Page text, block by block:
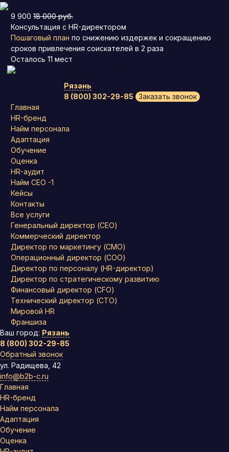
9 900 18 000 руб.
Консультация с HR-директором
Пошаговый план по снижению издержек и сокращению
сроков привлечения соискателей в 2 раза
Осталось 11 мест
Рязань
8 (800) 302-29-85
Заказать звонок
Главная
HR-бренд
Найм персонала
Адаптация
Обучение
Оценка
HR-аудит
Найм СЕО -1
Кейсы
Контакты
Все услуги
Генеральный директор (CEO)
Коммерческий директор
Директор по маркетингу (CMO)
Операционный директор (COO)
Директор по персоналу (HR-директор)
Директор по стратегическому развитию
Финансовый директор (CFO)
Технический директор (CTO)
Мировой HR
Франшиза
Ваш город: Рязань
8 (800) 302-29-85
Обратный звонок
ул. Радищева, 42
info@b2b-c.ru
Главная
HR-бренд
Найм персонала
Адаптация
Обучение
Оценка